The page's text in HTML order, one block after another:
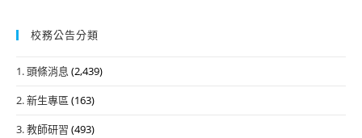
校務公告分類
1. 頭條消息 (2,439)
2. 新生專區 (163)
3. 教師研習 (493)